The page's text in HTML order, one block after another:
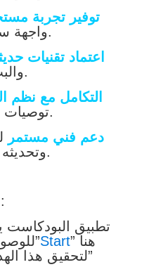
توفير تجربة
واجهة سهلة الاستخدام.
اعتماد تقنيات
والبث المباشر.
التكامل مع نظم
توصيات مخصصة وذكية.
دعم فني مستمر
وتحديثه بشكل مستمر.
خاتمة :
تطبيق البودكاست
للوصول إلى جمهور أوسع، و”Start” هنا
لتحقيق هذا الهدف. تميزنا في “ابتدي”